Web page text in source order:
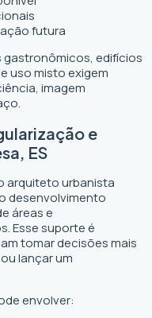
futura
edifícios
uso misto exigem
imagem
e
ES
arquiteto urbanista
desenvolvimento
áreas e
Esse suporte é
tomar decisões mais
lançar um
envolver: